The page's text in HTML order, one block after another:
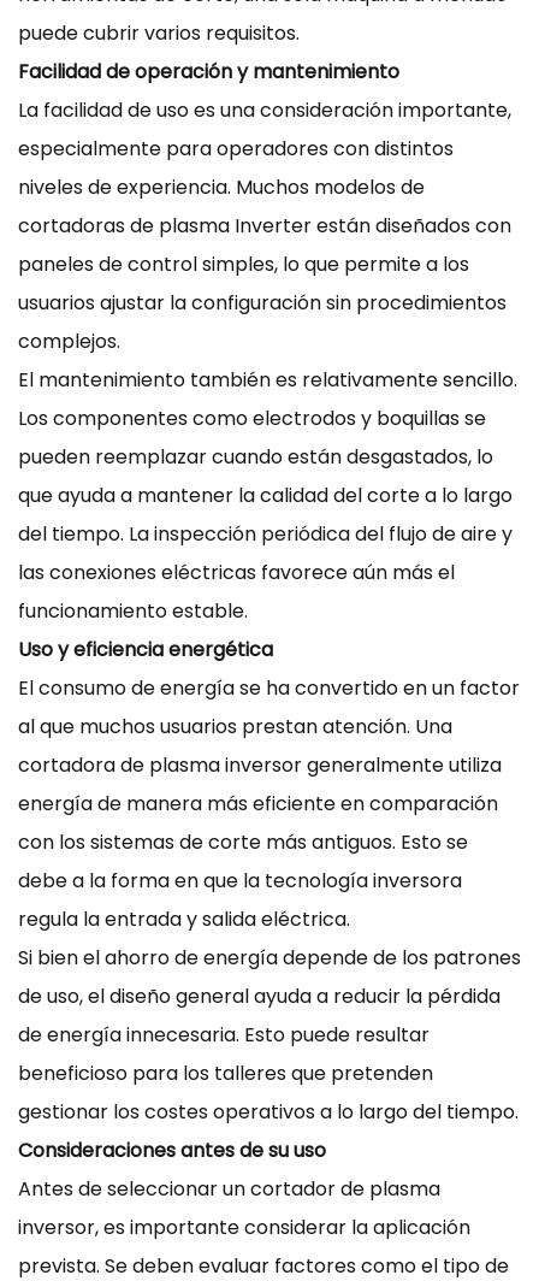
puede cubrir varios requisitos.
Facilidad de operación y mantenimiento
La facilidad de uso es una consideración importante,
especialmente para operadores con distintos
niveles de experiencia. Muchos modelos de
cortadoras de plasma Inverter están diseñados con
paneles de control simples, lo que permite a los
usuarios ajustar la configuración sin procedimientos
complejos.
El mantenimiento también es relativamente sencillo.
Los componentes como electrodos y boquillas se
pueden reemplazar cuando están desgastados, lo
que ayuda a mantener la calidad del corte a lo largo
del tiempo. La inspección periódica del flujo de aire y
las conexiones eléctricas favorece aún más el
funcionamiento estable.
Uso y eficiencia energética
El consumo de energía se ha convertido en un factor
al que muchos usuarios prestan atención. Una
cortadora de plasma inversor generalmente utiliza
energía de manera más eficiente en comparación
con los sistemas de corte más antiguos. Esto se
debe a la forma en que la tecnología inversora
regula la entrada y salida eléctrica.
Si bien el ahorro de energía depende de los patrones
de uso, el diseño general ayuda a reducir la pérdida
de energía innecesaria. Esto puede resultar
beneficioso para los talleres que pretenden
gestionar los costes operativos a lo largo del tiempo.
Consideraciones antes de su uso
Antes de seleccionar un cortador de plasma
inversor, es importante considerar la aplicación
prevista. Se deben evaluar factores como el tipo de